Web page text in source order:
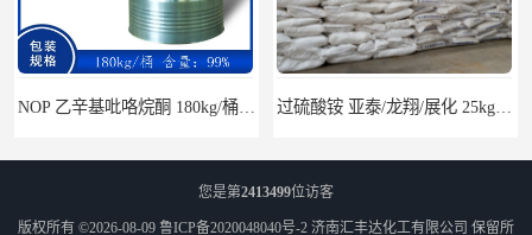
您是第2413499位访客
版权所有 ©2026-08-09 鲁ICP备2020048040号-2 济南汇丰达化工有限公司 保留所